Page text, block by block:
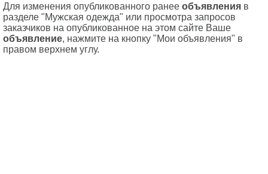
Для изменения опубликованного ранее объявления в
разделе "Мужская одежда" или просмотра запросов
заказчиков на опубликованное на этом сайте Ваше
объявление, нажмите на кнопку "Мои объявления" в
правом верхнем углу.